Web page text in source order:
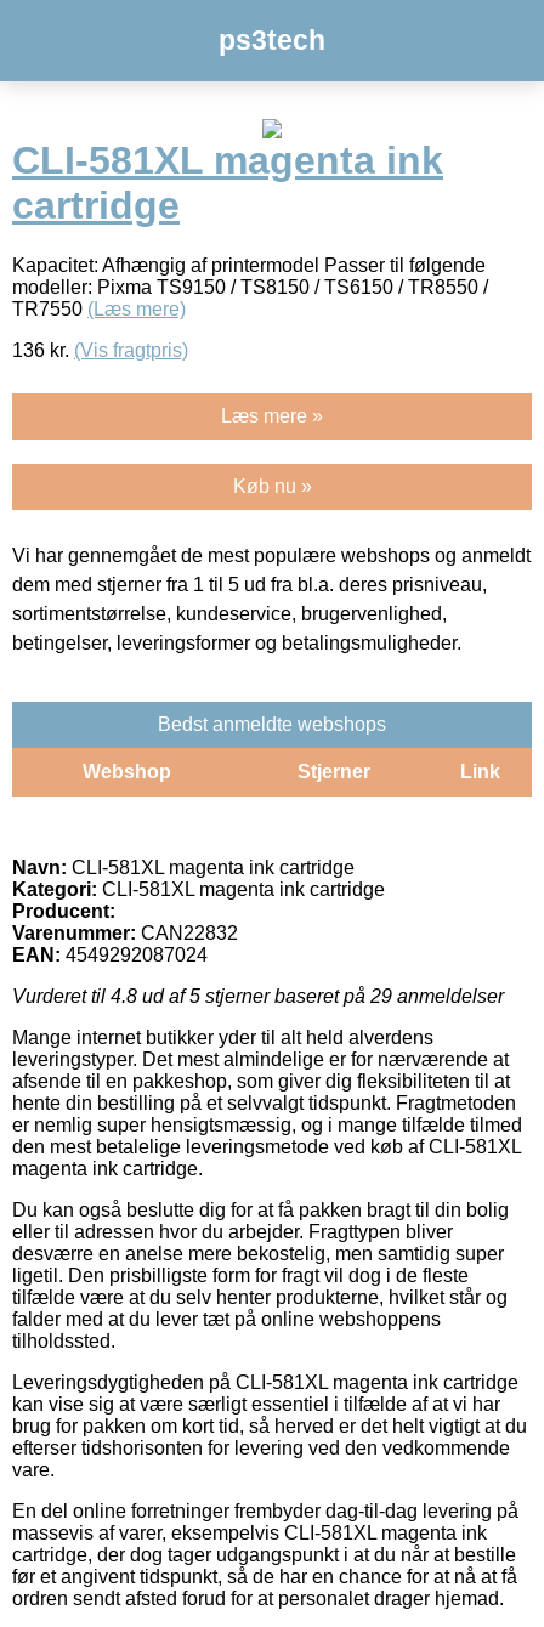
ps3tech
CLI-581XL magenta ink
cartridge
Kapacitet: Afhængig af printermodel Passer til følgende
modeller: Pixma TS9150 / TS8150 / TS6150 / TR8550 /
TR7550 (Læs mere)
136 kr. (Vis fragtpris)
Læs mere »
Køb nu »
Vi har gennemgået de mest populære webshops og anmeldt
dem med stjerner fra 1 til 5 ud fra bl.a. deres prisniveau,
sortimentstørrelse, kundeservice, brugervenlighed,
betingelser, leveringsformer og betalingsmuligheder.
Bedst anmeldte webshops
Webshop Stjerner Link
Navn: CLI-581XL magenta ink cartridge
Kategori: CLI-581XL magenta ink cartridge
Producent:
Varenummer: CAN22832
EAN: 4549292087024
Vurderet til 4.8 ud af 5 stjerner baseret på 29 anmeldelser
Mange internet butikker yder til alt held alverdens
leveringstyper. Det mest almindelige er for nærværende at
afsende til en pakkeshop, som giver dig fleksibiliteten til at
hente din bestilling på et selvvalgt tidspunkt. Fragtmetoden
er nemlig super hensigtsmæssig, og i mange tilfælde tilmed
den mest betalelige leveringsmetode ved køb af CLI-581XL
magenta ink cartridge.
Du kan også beslutte dig for at få pakken bragt til din bolig
eller til adressen hvor du arbejder. Fragttypen bliver
desværre en anelse mere bekostelig, men samtidig super
ligetil. Den prisbilligste form for fragt vil dog i de fleste
tilfælde være at du selv henter produkterne, hvilket står og
falder med at du lever tæt på online webshoppens
tilholdssted.
Leveringsdygtigheden på CLI-581XL magenta ink cartridge
kan vise sig at være særligt essentiel i tilfælde af at vi har
brug for pakken om kort tid, så herved er det helt vigtigt at du
efterser tidshorisonten for levering ved den vedkommende
vare.
En del online forretninger frembyder dag-til-dag levering på
massevis af varer, eksempelvis CLI-581XL magenta ink
cartridge, der dog tager udgangspunkt i at du når at bestille
før et angivent tidspunkt, så de har en chance for at nå at få
ordren sendt afsted forud for at personalet drager hjemad.